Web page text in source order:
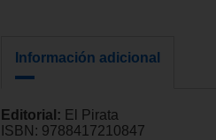
Información adicional
Editorial: El Pirata
ISBN: 9788417210847